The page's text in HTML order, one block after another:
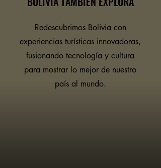
Redescubrimos Bolivia con
experiencias turísticas innovadoras,
fusionando tecnología y cultura
para mostrar lo mejor de nuestro
país al mundo.